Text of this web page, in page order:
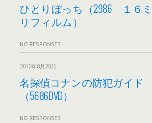
ひとりぼっち（2986 １６ミ
リフィルム）
NO RESPONSES
2012年8月20日
名探偵コナンの防犯ガイド
（5686DVD）
NO RESPONSES